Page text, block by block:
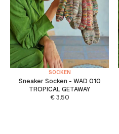
SOCKEN
Sneaker Socken - WAD 010
TROPICAL GETAWAY
€3.50